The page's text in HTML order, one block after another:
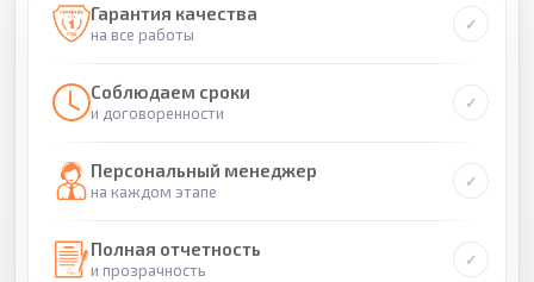
Гарантия качества
на все работы
Соблюдаем сроки
и договоренности
Персональный менеджер
на каждом этапе
Полная отчетность
и прозрачность